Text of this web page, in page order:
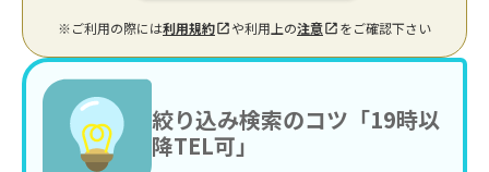
※ご利用の際には利用規約 や利用上の注意 をご確認下さい
絞り込み検索のコツ「19時以
降TEL可」